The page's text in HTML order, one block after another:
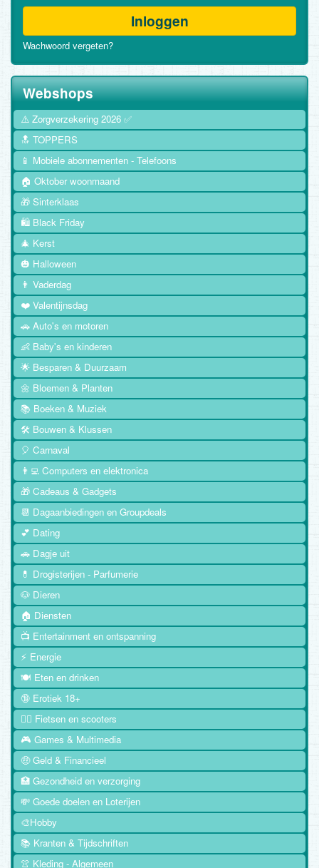
Inloggen
Wachwoord vergeten?
Webshops
⚠️ Zorgverzekering 2026 ✅
🔝 TOPPERS
📱 Mobiele abonnementen - Telefoons
🏠 Oktober woonmaand
🎁 Sinterklaas
🛍️ Black Friday
🎄 Kerst
🎃 Halloween
👨 Vaderdag
❤️ Valentijnsdag
🚗 Auto's en motoren
👶 Baby's en kinderen
🌟 Besparen & Duurzaam
🌼 Bloemen & Planten
📚 Boeken & Muziek
🛠️ Bouwen & Klussen
🎈 Carnaval
👨‍💻 Computers en elektronica
🎁 Cadeaus & Gadgets
📆 Dagaanbiedingen en Groupdeals
💕 Dating
🚗 Dagje uit
💊 Drogisterijen - Parfumerie
🐶 Dieren
🏠 Diensten
📺 Entertainment en ontspanning
⚡ Energie
🍽️ Eten en drinken
🔞 Erotiek 18+
🚴‍♂️ Fietsen en scooters
🎮 Games & Multimedia
🤑 Geld & Financieel
🏥 Gezondheid en verzorging
💸 Goede doelen en Loterijen
🎨Hobby
📚 Kranten & Tijdschriften
👚 Kleding - Algemeen